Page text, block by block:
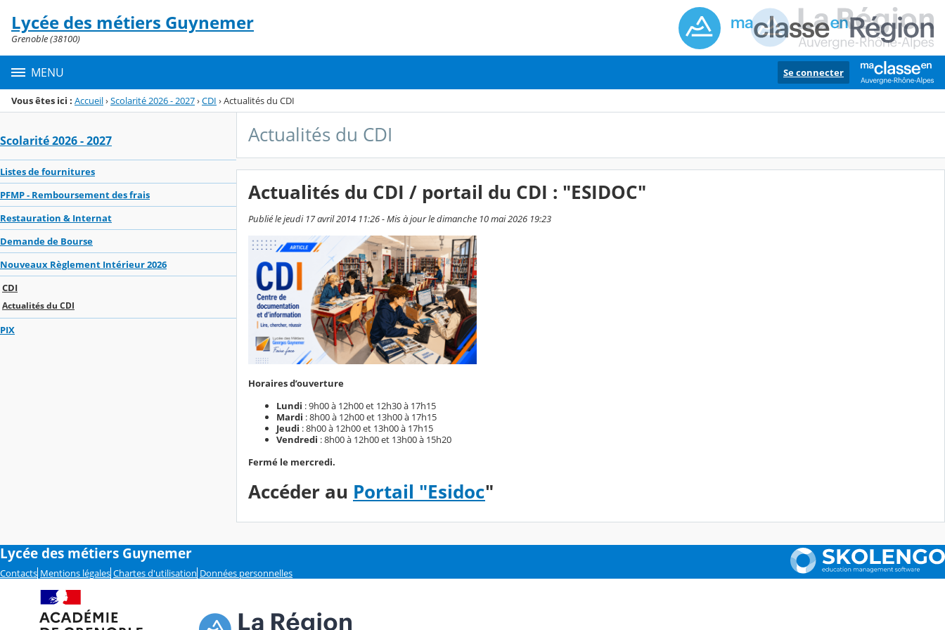
Menu de la rubrique
Contenu
Lycée des métiers Guynemer
Grenoble (38100)
MENU Se connecter
Vous êtes ici : Accueil›Scolarité 2026 - 2027›CDI ›Actualités du CDI
Scolarité 2026 - 2027
Listes de fournitures
PFMP - Remboursement des frais
Restauration & Internat
Demande de Bourse
Nouveaux Règlement Intérieur 2026
CDI
Actualités du CDI
PIX
Actualités du CDI
Actualités du CDI / portail du CDI : "ESIDOC"
Publié le jeudi 17 avril 2014 11:26 - Mis à jour le dimanche 10 mai 2026 19:23
Horaires d’ouverture
Lundi : 9h00 à 12h00 et 12h30 à 17h15
Mardi : 8h00 à 12h00 et 13h00 à 17h15
Jeudi : 8h00 à 12h00 et 13h00 à 17h15
Vendredi : 8h00 à 12h00 et 13h00 à 15h20
Fermé le mercredi.
Accéder au Portail "Esidoc"
Lycée des métiers Guynemer
Contacts Mentions légales Chartes d'utilisation Données personnelles